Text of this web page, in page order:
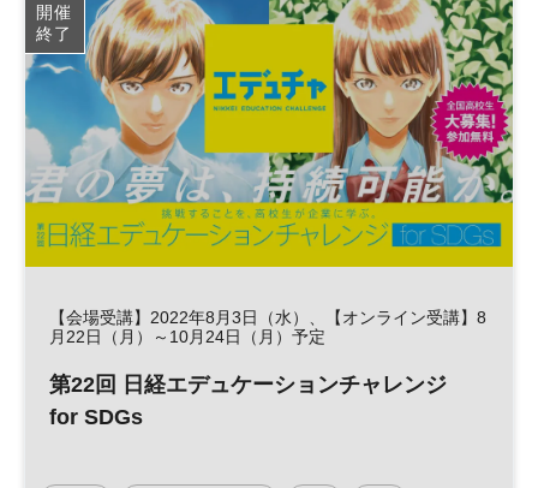
開催
終了
【会場受講】2022年8月3日（水）、【オンライン受講】8
月22日（月）～10月24日（月）予定
第22回 日経エデュケーションチャレンジ
for SDGs